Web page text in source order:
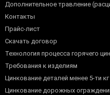
Дополнительное травление
Контакты
Прайс-лист
Скачать договор
Технология процесса горячего
Требования к изделиям
Цинкование деталей менее 5-ти кг
Цинкование дорожных